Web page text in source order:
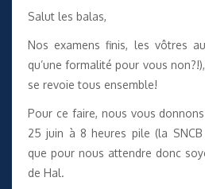
Salut les balas,
Nos examens finis, les vôtres
qu’une formalité pour vous
se revoie tous ensemble!
Pour ce faire, nous vous
25 juin à 8 heures pile (la SNCB
que pour nous attendre donc
de Hal.